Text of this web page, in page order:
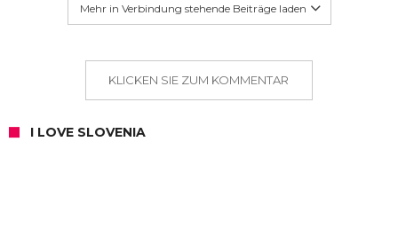
Mehr in Verbindung stehende Beiträge laden
KLICKEN SIE ZUM KOMMENTAR
I LOVE SLOVENIA